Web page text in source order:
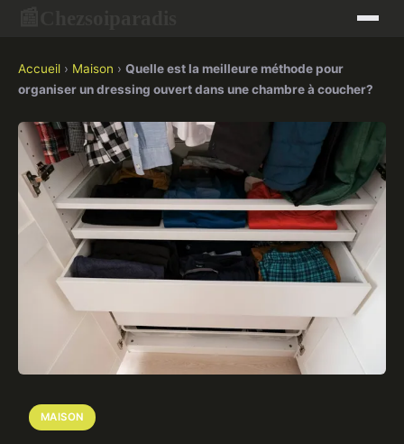
Accueil › Maison › Quelle est la meilleure méthode pour
organiser un dressing ouvert dans une chambre à coucher?
MAISON